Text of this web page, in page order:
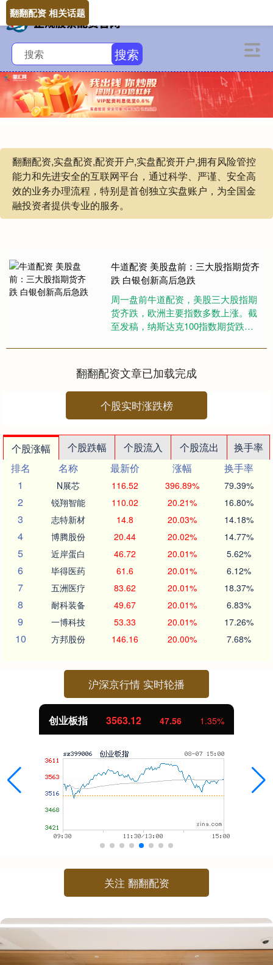
搜索
翻翻配资,实盘配资,配资开户,实盘配资开户,拥有风险管控
能力和先进安全的互联网平台，通过科学、严谨、安全高
效的业务办理流程，特别是首创独立实盘账户，为全国金
融投资者提供专业的服务。
翻翻配资 相关话题
牛道配资 美股盘前：三大股指期货齐
跌 白银创新高后急跌
周一盘前牛道配资，美股三大股指期
货齐跌，欧洲主要指数多数上涨。截
至发稿，纳斯达克100指数期货跌
指数期货跌0.27%....
翻翻配资文章已加载完成
个股实时涨跌榜
个股涨幅 个股跌幅 个股流入 个股流出
换手率
排名
名称 最新价 涨幅
换手率
1
N展芯 116.52 396.89% 79.39%
2 锐翔智能 110.02 20.21% 16.80%
3 志特新材 14.8 20.03% 14.18%
4 博腾股份 20.44 20.02% 14.77%
5 近岸蛋白 46.72 20.01% 5.62%
6 毕得医药 61.6 20.01% 6.12%
7 五洲医疗 83.62 20.01% 18.37%
8 耐科装备 49.67 20.01% 6.83%
9 一博科技 53.33 20.01% 17.26%
10 方邦股份 146.16 20.00% 7.68%
沪深京行情 实时轮播
创业板指 3563.12 47.56 1.35%
关注 翻翻配资